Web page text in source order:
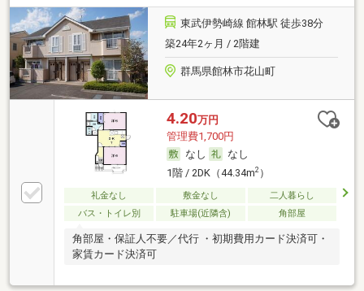
東武伊勢崎線 館林駅 徒歩38分
築24年2ヶ月 / 2階建
群馬県館林市花山町
4.20万円
管理費1,700円
なし
なし
1階 / 2DK（44.34m2）
礼金なし 敷金なし
二人暮らし
バス・トイレ別
駐車場(近隣含) 角部屋
角部屋・保証人不要／代行 ・初期費用カード決済可・
家賃カード決済可